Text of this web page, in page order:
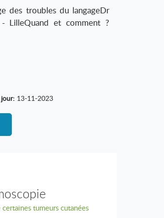
des troubles du langageDr
- LilleQuand et comment ?
13-11-2023
tumeurs cutanées